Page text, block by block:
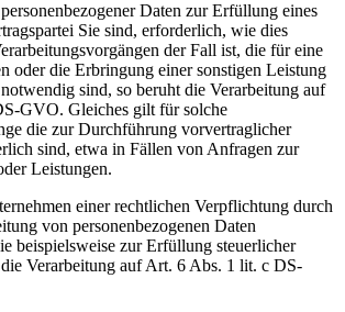
Daten zur Erfüllung eines
Sie sind, erforderlich, wie dies
der Fall ist, die für eine
oder die Erbringung einer sonstigen Leistung
sind, so beruht die Verarbeitung auf
GVO. Gleiches gilt für solche
die zur Durchführung vorvertraglicher
sind, etwa in Fällen von Anfragen zur
Leistungen.
einer rechtlichen Verpflichtung durch
von personenbezogenen Daten
beispielsweise zur Erfüllung steuerlicher
Verarbeitung auf Art. 6 Abs. 1 lit. c DS-